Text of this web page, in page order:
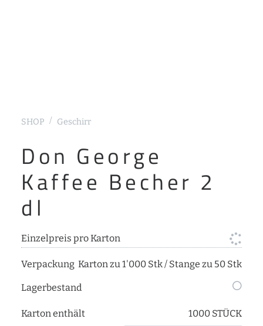
SHOP Geschirr
Don George
Kaffee Becher 2
dl
Einzelpreis pro Karton
Verpackung Karton zu 1'000 Stk / Stange zu 50 Stk
Lagerbestand
Karton enthält
1000 STÜCK